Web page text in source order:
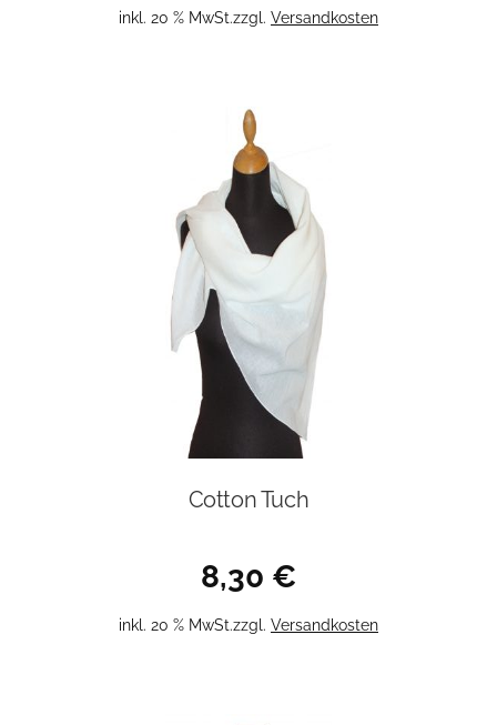
war:
ist:
inkl. 20 % MwSt.zzgl. Versandkosten
Cotton Tuch
8,30 €
inkl. 20 % MwSt.zzgl. Versandkosten